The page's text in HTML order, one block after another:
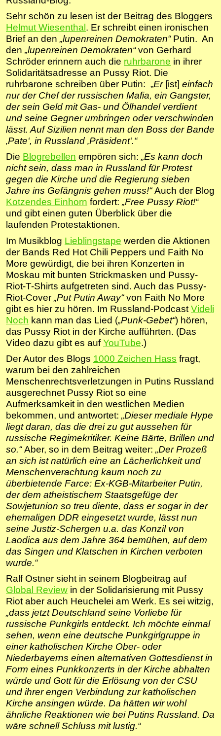
Sehr schön zu lesen ist der Beitrag des Bloggers
Helmut Wiesenthal . Er schreibt einen ironischen
Brief an den „lupenreinen Demokraten“Putin. An
den „lupenreinen Demokraten“von Gerhard
Schröder erinnern auch die ruhrbarone in ihrer
Solidaritätsadresse an Pussy Riot. Die
ruhrbarone schreiben über Putin: „Er[ist] einfach
nur der Chef der russischen Mafia, ein Gangster,
der sein Geld mit Gas- und Ölhandel verdient
und seine Gegner umbringen oder verschwinden
lässt. Auf Sizilien nennt man den Boss der Bande
‚Pate‘, in Russland ‚Präsident‘.“
Die Blogrebellen empören sich: „Es kann doch
nicht sein, dass man in Russland für Protest
gegen die Kirche und die Regierung sieben
Jahre ins Gefängnis gehen muss!“Auch der Blog
Kotzendes Einhorn fordert: „Free Pussy Riot!“
und gibt einen guten Überblick über die
laufenden Protestaktionen.
Im Musikblog Lieblingstape werden die Aktionen
der Bands Red Hot Chili Peppers und Faith No
More gewürdigt, die bei ihren Konzerten in
Moskau mit bunten Strickmasken und Pussy-
Riot-T-Shirts aufgetreten sind. Auch das Pussy-
Riot-Cover „Put Putin Away“von Faith No More
gibt es hier zu hören. Im Russland-Podcast Videli
Noch kann man das Lied („Punk-Gebet“) hören,
das Pussy Riot in der Kirche aufführten. (Das
Video dazu gibt es aufYouTube.)
Der Autor des Blogs 1000 Zeichen Hass fragt,
warum bei den zahlreichen
Menschenrechtsverletzungen in Putins Russland
ausgerechnet Pussy Riot so eine
Aufmerksamkeit in den westlichen Medien
bekommen, und antwortet: „Dieser mediale Hype
liegt daran, das die drei zu gut aussehen für
russische Regimekritiker. Keine Bärte, Brillen und
so.“Aber, so in dem Beitrag weiter: „Der Prozeß
an sich ist natürlich eine an Lächerlichkeit und
Menschenverachtung kaum noch zu
überbietende Farce: Ex-KGB-Mitarbeiter Putin,
der dem atheistischem Staatsgefüge der
Sowjetunion so treu diente, dass er sogar in der
ehemaligen DDR eingesetzt wurde, lässt nun
seine Justiz-Schergen u.a. das Konzil von
Laodica aus dem Jahre 364 bemühen, auf dem
das Singen und Klatschen in Kirchen verboten
wurde.“
Ralf Ostner sieht in seinem Blogbeitrag auf
Global Review in der Solidarisierung mit Pussy
Riot aber auch Heuchelei am Werk. Es sei witzig,
„dass jetzt Deutschland seine Vorliebe für
russische Punkgirls entdeckt. Ich möchte einmal
sehen, wenn eine deutsche Punkgirlgruppe in
einer katholischen Kirche Ober- oder
Niederbayerns einen alternativen Gottesdienst in
Form eines Punkkonzerts in der Kirche abhalten
würde und Gott für die Erlösung von der CSU
und ihrer engen Verbindung zur katholischen
Kirche ansingen würde. Da hätten wir wohl
ähnliche Reaktionen wie bei Putins Russland. Da
wäre schnell Schluss mit lustig.“